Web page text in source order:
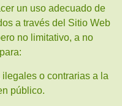
un uso adecuado de
a través del Sitio Web
no limitativo, a no
o contrarias a la
público.